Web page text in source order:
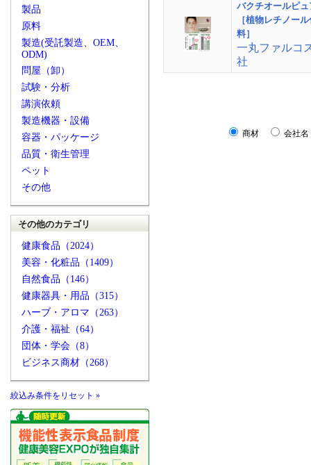
製品
原料
製造(受託製造、OEM、
ODM)
問屋（卸）
試験・分析
講演依頼
製造機器・設備
容器・パッケージ
品質・衛生管理
ペット
その他
その他のカテゴリ
健康食品（2024）
美容・化粧品（1409）
自然食品（146）
健康器具・用品（315）
ハーブ・アロマ（263）
介護・福祉（64）
団体・学会（8）
ビジネス商材（268）
絞込み条件をリセット »
バクチオールピ
［植物レチノー
料］
一丸ファルコ
社
商材 会社名